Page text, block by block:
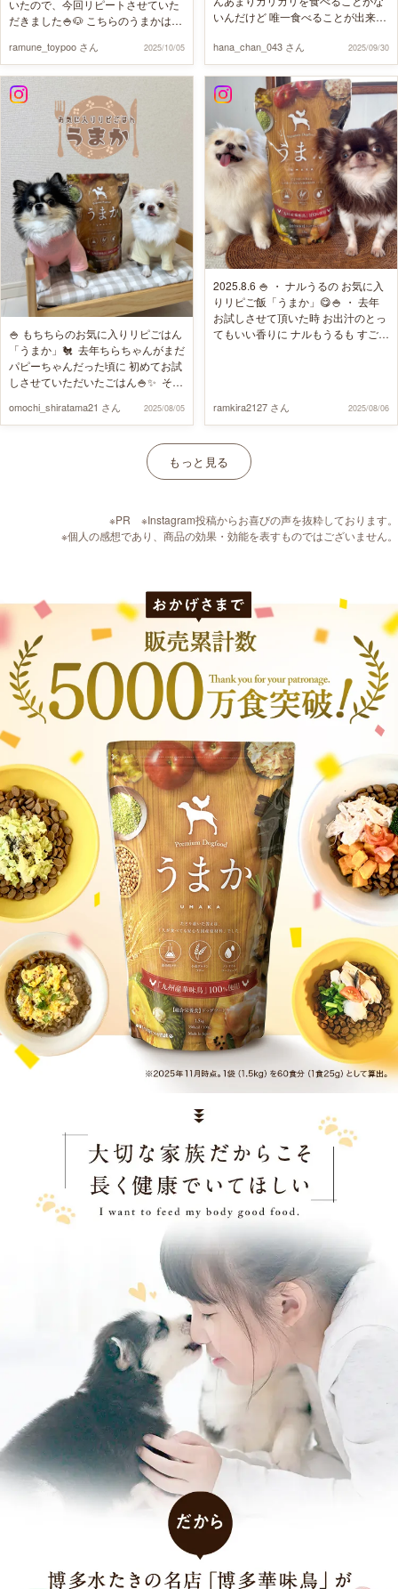
いたので、今回リピートさせていた
だきました🍚🐶 こちらのうまかは袋
そそられるような美味しい香りがす
るんです💕おかげでらむねはあげる
前からそわそわ…と言うか欲しすぎ
て固まってる🤣（2pic） そして…も
ちろん爆食🫶 いい音たてて勢いよく
食べてました😋おいしかったね〜🧡
（3.4pic） ちなみに食べ終わった後
なんて、まだないか探してましたよ
🤣（5pic） そんならむねのリピごは
んである… 📍『うまか』とは📍 人間
が安心・安全に食べられる原料で、
愛犬に「うまか！（博多弁で美味し
い、の意味）」と思ってもらえるご
はんを目指して作られているそうで
す🍚✨ （ちなみに人間さんも食べれ
るそう😳） さらに詳しくはプレミア
ムドッグフードうまかの公式アカウ
ルURLからチェックしてね🔍✨ ⁂ #う
まか #うまかドッグフード #お気に
入りリピごはん#PR ⁂ #toypoodle #
トイプードル #トイプードルシルバ
ー #dog #安定の可愛さ #かわいこち
ramune_toypoo さん 2025/10/05
いんだけど 唯一食べることが出来た
んしたよ🍚🔁 袋開けた瞬間カツオの
いい香り🐟🌊 ヒューマングレードで
着色料も小麦グルテンも🆓🩵 そし
て、ノンオイルコーティング🥹 1粒
ずつ食べたい時もあるみたいで、素
手で触るんだけど ほんとにサラサラ
でドックーフード触った後のベタつ
き感ないよ👍🏻 はなちゃん ご飯やお
やつでも食べたくないのはお肉・お
魚に関わらず 興味ないのはすぐフイ
ってしてその場からいなくなるの😟
💭 ※イベントなどの試食コーナーで
も、すぐに食べてくれる事ほぼなし
😭 ただ、うまかだけは違くて初めて
食べる時もすぐ食べたし 唯一ごはん
として完食してくれるフード🥹🍚💗
#トイプードル #といぷーどる #とい
ぷ #ティーカッププードル #dog
#doglover #いぬすたぐらむ #いぬの
き #ブルーカラー #水色界隈 #天使界
隈 #寒色系 #青色が好き #PR #うま
りリピごはん #犬猫すこやか本舗
hana_chan_043 さん 2025/09/30
🍚 もちちらのお気に入りリピごはん
「うまか」🐔 ⁡ 去年ちらちゃんがまだ
パピーちゃんだった頃に 初めてお試
しさせていただいたごはん🍚✨ ⁡ その
良くなくて どうしたもんか🤔💭と飼
い主も悩んでいたんだけど、 うまか
はパクパク食べていて👏🏻🩷 ⁡ うまか
きっかけに他のごはんやおやつにも
目を向けてくれるようになった印象
無添加でオイルコーティングされて
ないところが 飼い主のお気に入りポ
omochi_shiratama21 さん 2025/08/05
2025.8.6 🍚 ・ ナルうるの お気に入
りリピご飯「うまか」😋🍚 ・ 去年
お試しさせて頂いた時 お出汁のとっ
てもいい香りに ナルもうるも すごい
ルが ドッグフードを 朝、なかなかす
んなりと食べなくなって 気になって
たところ 「うまか」をリピさせて頂
いて 悩みは即解決(笑) 何もトッピン
グせずに パクパク食べてくれて 「う
暑の今年‼️ 美味しいご飯を沢山食べ
て この夏を乗り切ろうね☀️ ・ #うま
ん犬猫すこやか本舗 #華ちゃん ・
#chihuahua #chihuahuas
#chihuahualove
#chihuahuasofinstagram #チワワ #
チワワ部 #ロングコートチワワ #極
小チワワ #犬バカ部 #いぬすたぐら
む #犬の生活が第一 #犬のいる暮ら
し #ドッグフード #犬のご飯 #りとる
ほっぷっ子 #りとるほっぷ
ramkira2127 さん 2025/08/06
もっと見る
※PR ※Instagram投稿からお喜びの声を抜粋しております。
※個人の感想であり、商品の効果・効能を表すものではございません。